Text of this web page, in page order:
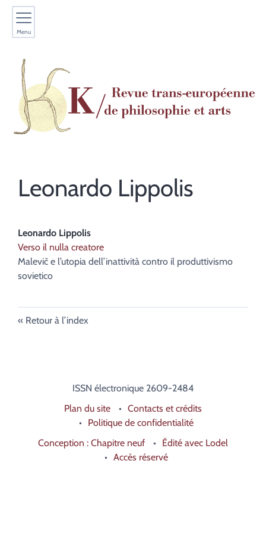
Menu
Leonardo Lippolis
Leonardo Lippolis
Verso il nulla creatore
Malevič e l’utopia dell’inattività contro il produttivismo
sovietico
Retour à l’index
ISSN électronique 2609-2484
Plan du site
Contacts et crédits
Politique de confidentialité
Conception : Chapitre neuf
Édité avec Lodel
Accès réservé